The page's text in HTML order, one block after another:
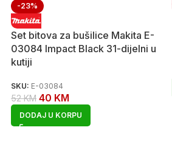
-23%
Set bitova za bušilice Makita E-
03084 Impact Black 31-dijelni u
kutiji
SKU: E-03084
52KM 40 KM
DODAJ U KORPU